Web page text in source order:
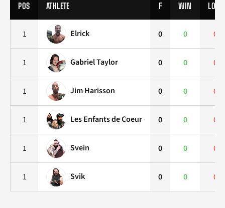
POS ATHLETE F WIN LOSS
1 Elrick 0 0 0
1 Gabriel Taylor 0 0 0
1 Jim Harisson 0 0 0
1 Les Enfants de Coeur 0 0 0
1 Svein 0 0 0
1 Svik 0 0 0